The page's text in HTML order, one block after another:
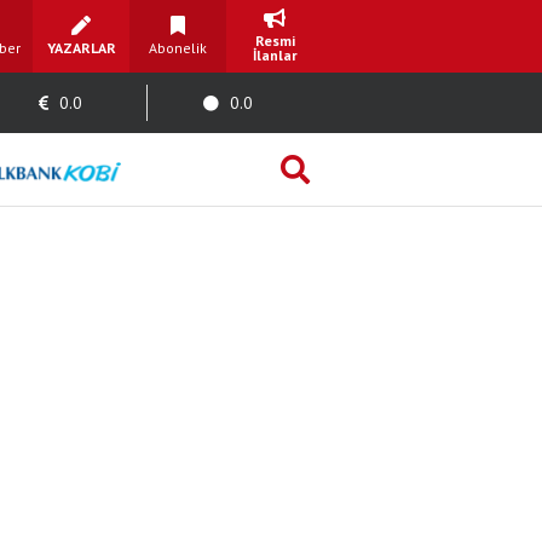
YAZARLAR Abonelik
Resmi
İlanlar
0.0 0.0